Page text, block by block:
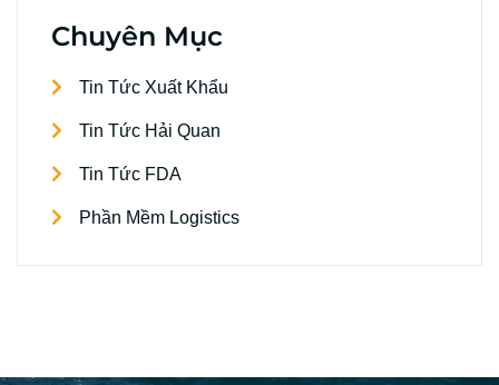
Chuyên Mục
Tin Tức Xuất Khẩu
Tin Tức Hải Quan
Tin Tức FDA
Phần Mềm Logistics